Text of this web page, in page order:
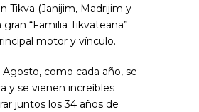
Tikva (Janijim, Madrijim y
“Familia Tikvateana”
motor y vínculo.
como cada año, se
y se vienen increíbles
juntos los 34 años de